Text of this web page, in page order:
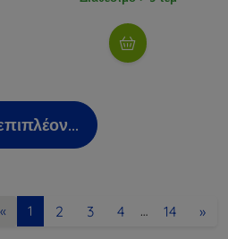
« 1 2 3 4 … 14 »